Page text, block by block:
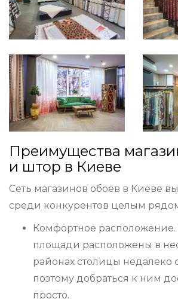
Преимущества
и штор в Киеве
Сеть магазинов обоев в Киеве
среди конкурентов целым
Комфортное расположение.
площади расположены в
районах столицы недалеко
поэтому добраться к ним
просто.